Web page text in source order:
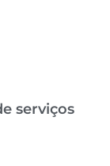
serviços